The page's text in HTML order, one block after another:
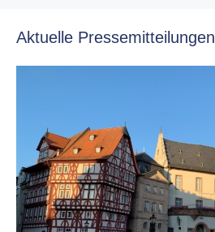
Aktuelle Pressemitteilungen